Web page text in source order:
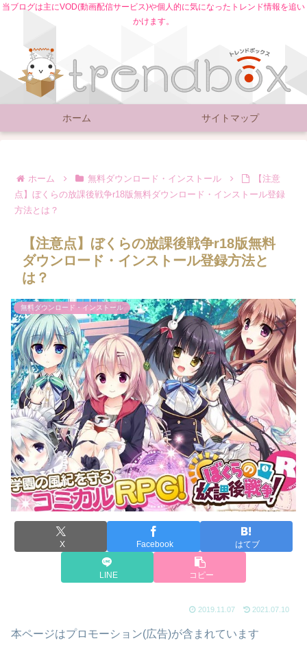
当ブログは主にVOD(動画配信サービス)や個人的に気になったトレンド情報を追い
かけます。
ホーム サイトマップ
ホーム 無料ダウンロード・インストール
【注意
点】ぼくらの放課後戦争r18版無料ダウンロード・インストール登録
方法とは？
【注意点】ぼくらの放課後戦争r18版無料
ダウンロード・インストール登録方法と
は？
無料ダウンロード・インストール
X Facebook はてブ
LINE コピー
2019.11.07 2021.07.10
本ページはプロモーション(広告)が含まれています